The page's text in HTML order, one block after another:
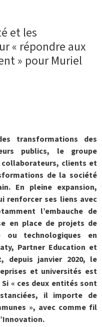
et les
« répondre aux
» pour Muriel
transformations des
publics, le groupe
collaborateurs, clients et
de la société
En pleine expansion,
renforcer ses liens avec
l’embauche de
en place de projets de
ou technologiques en
Partner Education et
depuis janvier 2020, le
et universités est
Si « ces deux entités sont
il importe de
», avec comme fil